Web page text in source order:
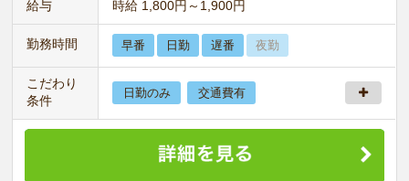
給与 時給 1,800円～1,900円
勤務時間 早番 日勤 遅番 夜勤
こだわり
条件
日勤のみ 交通費有